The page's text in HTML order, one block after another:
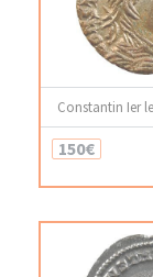
Constantin Ier
150€